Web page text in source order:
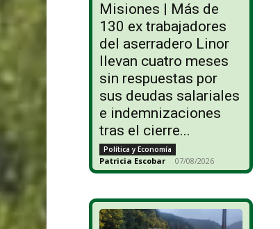
Misiones | Más de
130 ex trabajadores
del aserradero Linor
llevan cuatro meses
sin respuestas por
sus deudas salariales
e indemnizaciones
tras el cierre...
Política y Economía
Patricia Escobar - 07/08/2026